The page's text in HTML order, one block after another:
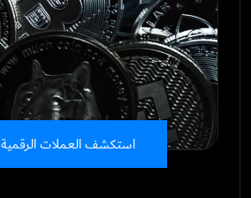
استكشف العملات الرقمية